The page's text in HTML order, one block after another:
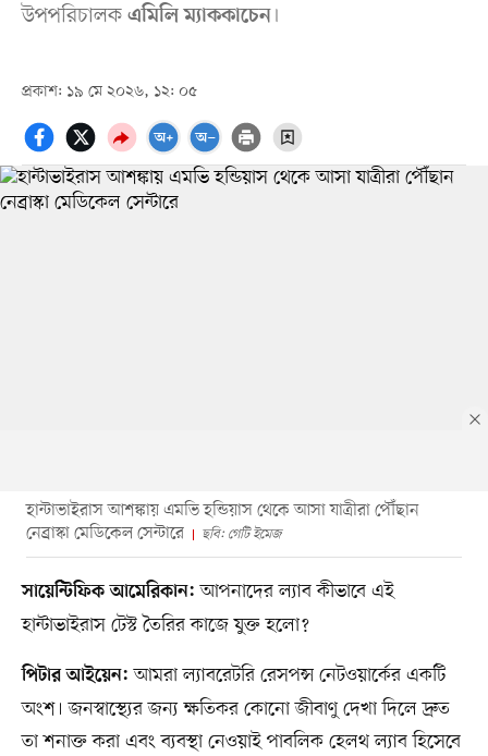
উপপরিচালক এমিলি ম্যাককাচেন।
প্রকাশ: ১৯ মে ২০২৬, ১২: ০৫
হান্টাভাইরাস আশঙ্কায় এমভি হন্ডিয়াস থেকে আসা যাত্রীরা পৌঁছান
নেব্রাস্কা মেডিকেল সেন্টারে
ছবি: গেটি ইমেজ
সায়েন্টিফিক আমেরিকান: আপনাদের ল্যাব কীভাবে এই
হান্টাভাইরাস টেস্ট তৈরির কাজে যুক্ত হলো?
পিটার আইয়েন: আমরা ল্যাবরেটরি রেসপন্স নেটওয়ার্কের একটি
অংশ। জনস্বাস্থ্যের জন্য ক্ষতিকর কোনো জীবাণু দেখা দিলে দ্রুত
তা শনাক্ত করা এবং ব্যবস্থা নেওয়াই পাবলিক হেলথ ল্যাব হিসেবে